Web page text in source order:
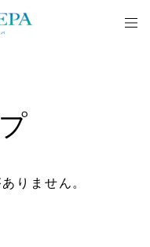
りません。